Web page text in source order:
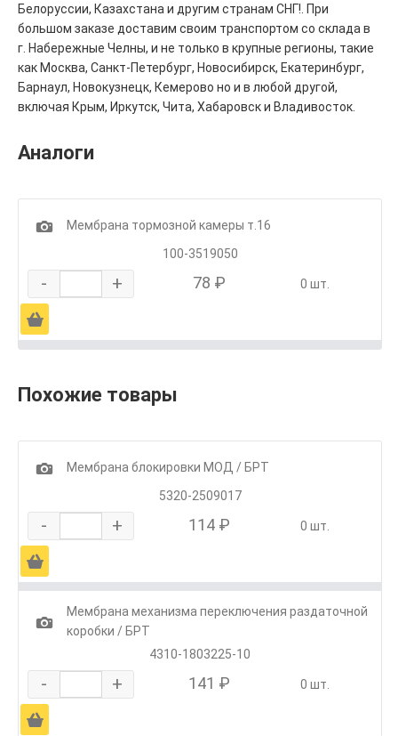
Белоруссии, Казахстана и другим странам СНГ!. При
большом заказе доставим своим транспортом со склада в
г. Набережные Челны, и не только в крупные регионы, такие
как Москва, Санкт-Петербург, Новосибирск, Екатеринбург,
Барнаул, Новокузнецк, Кемерово но и в любой другой,
включая Крым, Иркутск, Чита, Хабаровск и Владивосток.
Аналоги
1
Мембрана тормозной камеры т.16
100-3519050
- + 78 ₽ 0 шт.
Ä
Похожие товары
1
Мембрана блокировки МОД / БРТ
5320-2509017
- + 114 ₽ 0 шт.
Ä
1
Мембрана механизма переключения раздаточной
коробки / БРТ
4310-1803225-10
- + 141 ₽ 0 шт.
Ä